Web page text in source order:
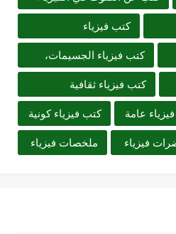
كتب فيزياء
كتب فيزياء الجسيمات،
كتب فيزياء ثقافية
عامة كتب فيزياء كونية
فيزياء ملخصات فيزياء